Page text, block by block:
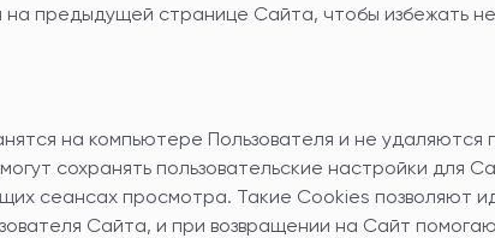
на предыдущей странице Сайта, чтобы избежать
на компьютере Пользователя и не удаляются
сохранять пользовательские настройки для
сеансах просмотра. Такие Cookies позволяют
Сайта, и при возвращении на Сайт